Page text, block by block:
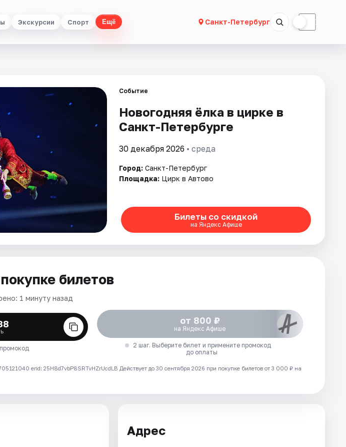
Экскурсии Спорт Ещё Санкт-Петербург ☾
Событие
Новогодняя ёлка в цирке в
Санкт-Петербурге
30 декабря 2026 • среда
Город: Санкт-Петербург
Площадка: Цирк в Автово
Билеты со скидкой
на Яндекс Афише
билетов
1 минуту назад
от 800 ₽
на Яндекс Афише
2 шаг. Выберите билет и примените промокод
до оплаты
erid: 25H8d7vbP8SRTvHZrUcdLB Действует до 30 сентября 2026 при покупке билетов от 3 000 ₽ на
Адрес